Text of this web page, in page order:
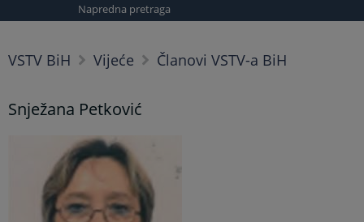
Napredna pretraga
VSTV BiH Vijeće Članovi VSTV-a BiH
Snježana Petković